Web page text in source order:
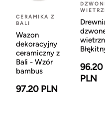
CERAMIKA Z
BALI
Wazon
dekoracyjny
ceramiczny z
Bali - Wzór
bambus
97.20 PLN
96.20
PLN